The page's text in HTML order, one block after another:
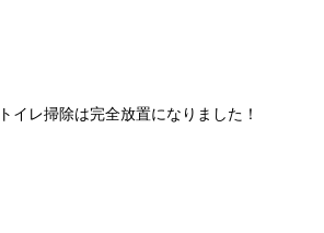
トイレ掃除は完全放置になりました！